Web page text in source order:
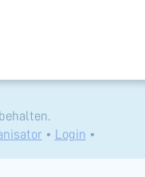
• Login •